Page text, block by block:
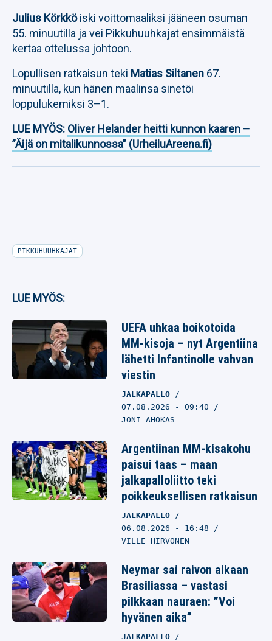
Julius Körkköiski voittomaaliksi jääneen osuman
55. minuutilla ja vei Pikkuhuuhkajat ensimmäistä
kertaa ottelussa johtoon.
Lopullisen ratkaisun teki Matias Siltanen 67.
minuutilla, kun hänen maalinsa sinetöi
loppulukemiksi 3–1.
LUE MYÖS: Oliver Helander heitti kunnon kaaren –
”Äijä on mitalikunnossa” (UrheiluAreena.fi)
PIKKUHUUHKAJAT
LUE MYÖS:
UEFA uhkaa boikotoida
MM-kisoja – nyt Argentiina
lähetti Infantinolle vahvan
viestin
JALKAPALLO
07.08.2026 - 09:40
JONI AHOKAS
Argentiinan MM-kisakohu
paisui taas – maan
jalkapalloliitto teki
poikkeuksellisen ratkaisun
JALKAPALLO
06.08.2026 - 16:48
VILLE HIRVONEN
Neymar sai raivon aikaan
Brasiliassa – vastasi
pilkkaan nauraen: ”Voi
hyvänen aika”
JALKAPALLO